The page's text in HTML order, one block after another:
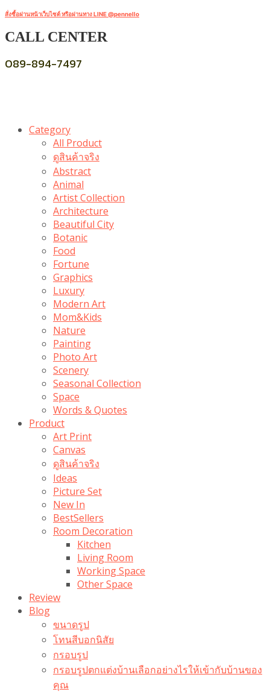
สั่งซื้อผ่านหน้าเว็บไซต์ หรือผ่านทาง LINE @pennello
CALL CENTER
089-894-7497
Category
All Product
ดูสินค้าจริง
Abstract
Animal
Artist Collection
Architecture
Beautiful City
Botanic
Food
Fortune
Graphics
Luxury
Modern Art
Mom&Kids
Nature
Painting
Photo Art
Scenery
Seasonal Collection
Space
Words & Quotes
Product
Art Print
Canvas
ดูสินค้าจริง
Ideas
Picture Set
New In
BestSellers
Room Decoration
Kitchen
Living Room
Working Space
Other Space
Review
Blog
ขนาดรูป
โทนสีบอกนิสัย
กรอบรูป
กรอบรูปตกแต่งบ้านเลือกอย่างไรให้เข้ากับบ้านของ
คุณ